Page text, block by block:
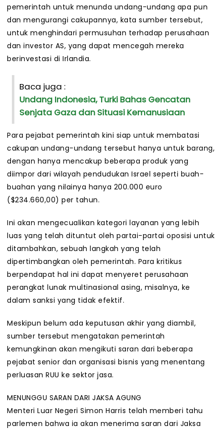
pemerintah untuk menunda undang-undang apa pun
dan mengurangi cakupannya, kata sumber tersebut,
untuk menghindari permusuhan terhadap perusahaan
dan investor AS, yang dapat mencegah mereka
berinvestasi di Irlandia.
Baca juga :
Undang Indonesia, Turki Bahas Gencatan
Senjata Gaza dan Situasi Kemanusiaan
Para pejabat pemerintah kini siap untuk membatasi
cakupan undang-undang tersebut hanya untuk barang,
dengan hanya mencakup beberapa produk yang
diimpor dari wilayah pendudukan Israel seperti buah-
buahan yang nilainya hanya 200.000 euro
($234.660,00) per tahun.
Ini akan mengecualikan kategori layanan yang lebih
luas yang telah dituntut oleh partai-partai oposisi untuk
ditambahkan, sebuah langkah yang telah
dipertimbangkan oleh pemerintah. Para kritikus
berpendapat hal ini dapat menyeret perusahaan
perangkat lunak multinasional asing, misalnya, ke
dalam sanksi yang tidak efektif.
Meskipun belum ada keputusan akhir yang diambil,
sumber tersebut mengatakan pemerintah
kemungkinan akan mengikuti saran dari beberapa
pejabat senior dan organisasi bisnis yang menentang
perluasan RUU ke sektor jasa.
MENUNGGU SARAN DARI JAKSA AGUNG
Menteri Luar Negeri Simon Harris telah memberi tahu
parlemen bahwa ia akan menerima saran dari Jaksa